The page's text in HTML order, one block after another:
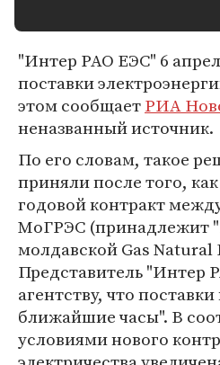
"Интер РАО ЕЭС" 6
поставки
этом сообщаетРИА
неназванный источник.
По его словам, такое
приняли после того,
годовой контракт
МоГРЭС (принадлежит
молдавской Gas Natural
Представитель "Интер
агентству, что
ближайшие часы". В
условиями нового